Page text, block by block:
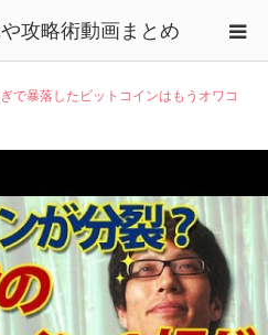
攻略術動画まとめ
で暴落したビットコインはもうオワコ